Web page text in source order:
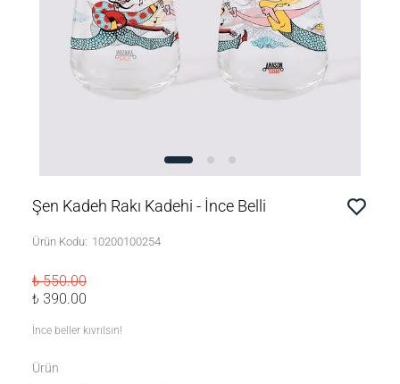
Şen Kadeh Rakı Kadehi - İnce Belli
Ürün Kodu: 10200100254
₺ 550.00
₺ 390.00
İnce beller kıvrılsın!
Ürün